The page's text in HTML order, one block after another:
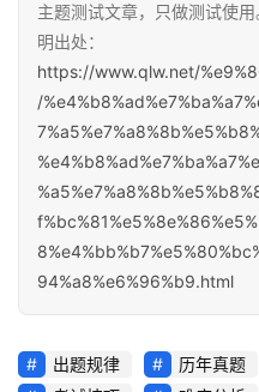
主题测试文章，只做测试使
明出处：
https://www.qlw.net/
/
94%a8%e6%96%b9.html
出题规律 历年真题